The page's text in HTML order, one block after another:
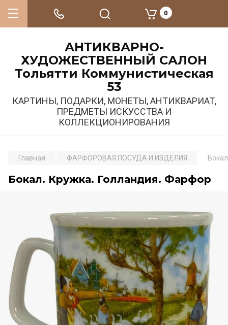
АНТИКВАРНО-
ХУДОЖЕСТВЕННЫЙ САЛОН
Тольятти Коммунистическая
53
КАРТИНЫ, ПОДАРКИ, МОНЕТЫ, АНТИКВАРИАТ,
ПРЕДМЕТЫ ИСКУССТВА И
КОЛЛЕКЦИОНИРОВАНИЯ
0
Главная ФАРФОРОВАЯ ПОСУДА И ИЗДЕЛИЯ
Бокал. Кружка. Голландия. Фарфор